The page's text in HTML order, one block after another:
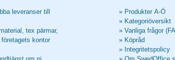
leveranser till
tex pärmar,
kontor
» Produkter A-Ö
» Kategoriöversikt
» Vanliga frågor
» Köpråd
» Integritetspolicy